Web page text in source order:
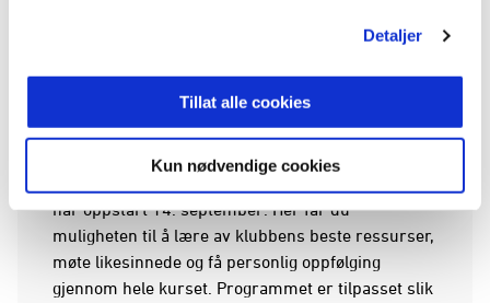
Detaljer
Tillat alle cookies
Kun nødvendige cookies
Oppstart 14. september – meld
deg på nå!
har oppstart 14. september. Her får du
muligheten til å lære av klubbens beste ressurser,
møte likesinnede og få personlig oppfølging
gjennom hele kurset. Programmet er tilpasset slik